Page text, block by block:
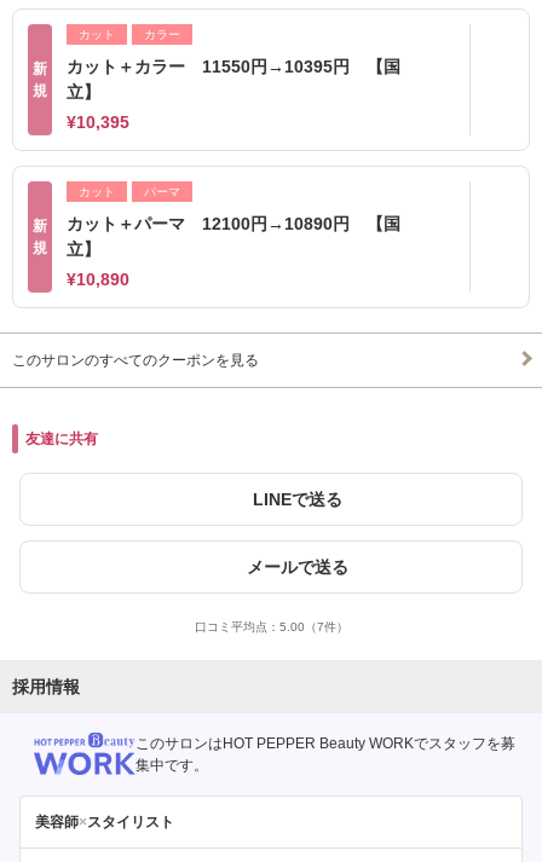
新
規
カット カラー
カット＋カラー 11550円→10395円 【国
立】
¥10,395
新
規
カット パーマ
カット＋パーマ 12100円→10890円 【国
立】
¥10,890
このサロンのすべてのクーポンを見る
友達に共有
LINEで送る
メールで送る
口コミ平均点： 5.00 （7件）
採用情報
このサロンはHOT PEPPER Beauty WORKでスタッフを募
集中です。
美容師×スタイリスト